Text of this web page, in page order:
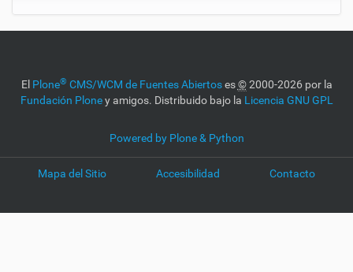
El Plone® CMS/WCM de Fuentes Abiertoses©2000-2026 por la
Fundación Ploney amigos. Distribuido bajo la Licencia GNU GPL
Powered by Plone & Python
Mapa del Sitio Accesibilidad Contacto